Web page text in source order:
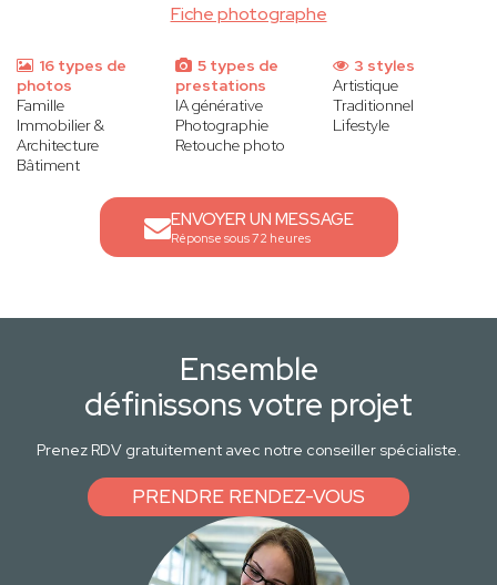
Fiche photographe
16 types de
photos
Famille
Immobilier &
Architecture
Bâtiment
5 types de
prestations
IA générative
Photographie
Retouche photo
3 styles
Artistique
Traditionnel
Lifestyle
ENVOYER UN MESSAGE
Réponse sous 72 heures
Ensemble
définissons votre projet
Prenez RDV gratuitement avec notre conseiller spécialiste.
PRENDRE RENDEZ-VOUS